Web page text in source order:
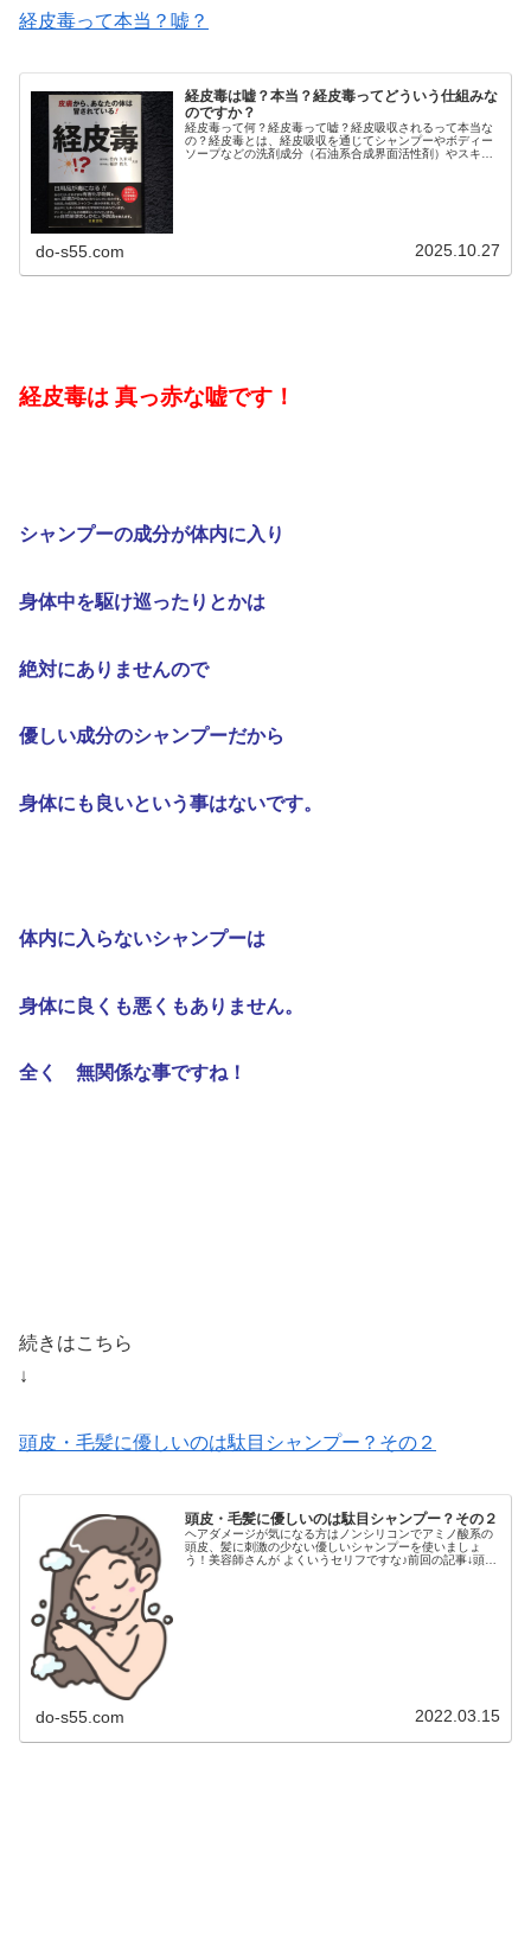
経皮毒って本当？嘘？
経皮毒は嘘？本当？経皮毒ってどういう仕組みな
のですか？
経皮毒って何？経皮毒って嘘？経皮吸収されるって本当な
の？経皮毒とは、経皮吸収を通じてシャンプーやボディー
ソープなどの洗剤成分（石油系合成界面活性剤）やスキン
do-s55.com 2025.10.27
経皮毒は 真っ赤な嘘です！
シャンプーの成分が体内に入り
身体中を駆け巡ったりとかは
絶対にありませんので
優しい成分のシャンプーだから
身体にも良いという事はないです。
体内に入らないシャンプーは
身体に良くも悪くもありません。
全く 無関係な事ですね！
続きはこちら
↓
頭皮・毛髪に優しいのは駄目シャンプー？その２
頭皮・毛髪に優しいのは駄目シャンプー？その２
ヘアダメージが気になる方はノンシリコンでアミノ酸系の
頭皮、髪に刺激の少ない優しいシャンプーを使いましょ
う！美容師さんが よくいうセリフですな♪前回の記事↓頭
do-s55.com 2022.03.15